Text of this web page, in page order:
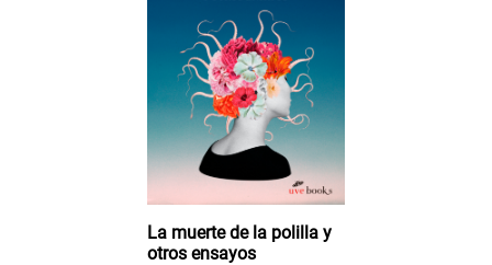
La muerte de la polilla y
otros ensayos